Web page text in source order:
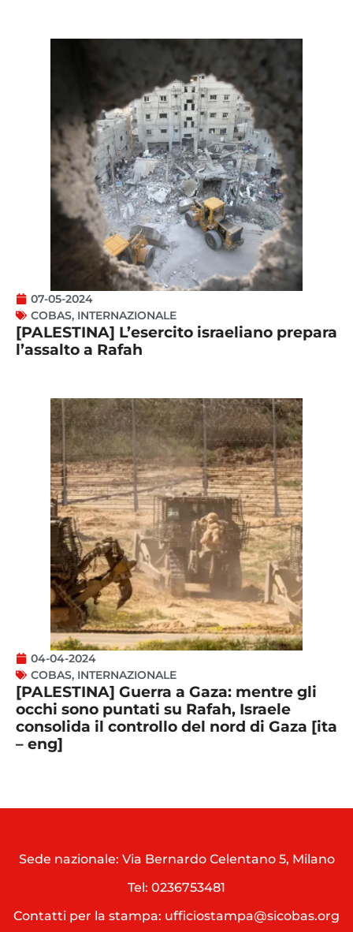
07-05-2024
COBAS, INTERNAZIONALE
[PALESTINA] L’esercito israeliano prepara
l’assalto a Rafah
04-04-2024
COBAS, INTERNAZIONALE
[PALESTINA] Guerra a Gaza: mentre gli
occhi sono puntati su Rafah, Israele
consolida il controllo del nord di Gaza [ita
– eng]
Sede nazionale: Via Bernardo Celentano 5, Milano
Tel: 0236753481
Contatti per la stampa: ufficiostampa@sicobas.org